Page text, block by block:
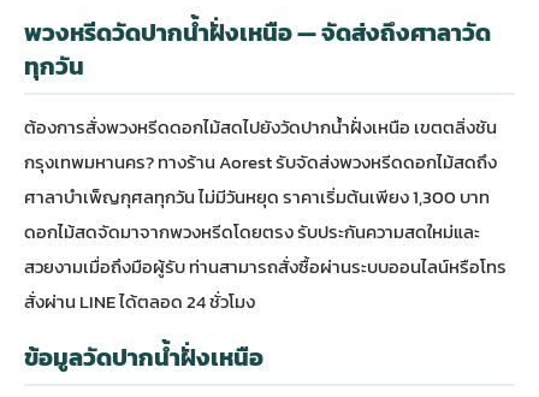
พวงหรีดวัดปากน้ำฝั่งเหนือ — จัดส่งถึงศาลาวัด
ทุกวัน
ต้องการสั่งพวงหรีดดอกไม้สดไปยังวัดปากน้ำฝั่งเหนือ เขตตลิ่งชัน
กรุงเทพมหานคร? ทางร้าน Aorest รับจัดส่งพวงหรีดดอกไม้สดถึง
ศาลาบำเพ็ญกุศลทุกวัน ไม่มีวันหยุด ราคาเริ่มต้นเพียง 1,300 บาท
ดอกไม้สดจัดมาจากพวงหรีดโดยตรง รับประกันความสดใหม่และ
สวยงามเมื่อถึงมือผู้รับ ท่านสามารถสั่งซื้อผ่านระบบออนไลน์หรือโทร
สั่งผ่าน LINE ได้ตลอด 24 ชั่วโมง
ข้อมูลวัดปากน้ำฝั่งเหนือ